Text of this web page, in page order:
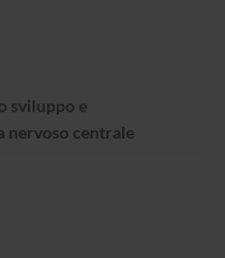
sviluppo e
nervoso centrale